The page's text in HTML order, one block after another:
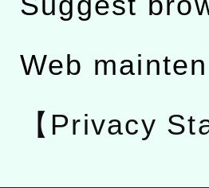
Web
【Privacy